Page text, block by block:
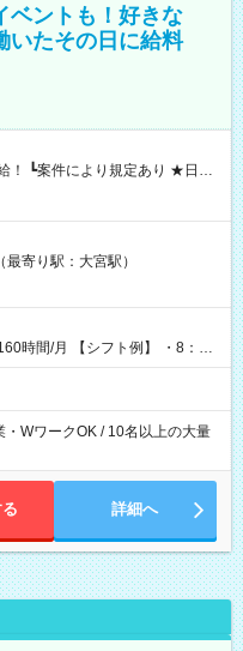
ベントも！好きな
たその日に給料
の日に現金GET♪ お仕事後はコ
！ 【試用期間】試
寄り駅：大宮駅）
例】 ・8：00
WワークOK / 10名以上の大量
詳細へ